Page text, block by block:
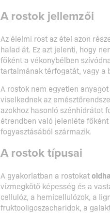
A rostok jellemzői
Az élelmi rost az étel azon
halad át. Ez azt jelenti, hogy
főként a vékonybélben
tartalmának térfogatát, vagy a
A rostok nem egyetlen
viselkednek az
azokhoz hasonló szénhidrátot
étrendben való jelenléte
fogyasztásából származik.
A rostok típusai
A gyakorlatban a rostokat
vízmegkötő képesség és a
cellulóz, a hemicellulózok, a
fruktooligoszacharidok, a